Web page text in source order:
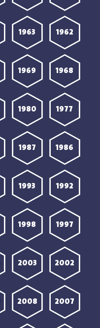
1962
1963
1968
1969
1977
1980
1986
1987
1992
1993
1997
1998
2002
2003
2007
2008